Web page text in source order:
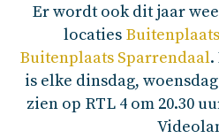
Er wordt ook dit jaar
locaties
Buitenplaats Sparrendaal
is elke dinsdag,
zien op RTL 4 om 20.30